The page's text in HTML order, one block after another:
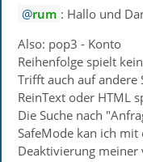
rum : Hallo und
Also: pop3 - Konto
Reihenfolge spielt
Trifft auch auf andere
ReinText oder HTML
Die Suche nach
SafeMode kan ich
Deaktivierung meiner